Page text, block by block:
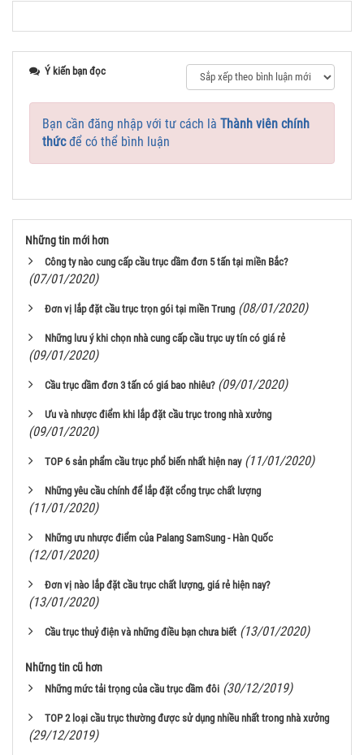
Ý kiến bạn đọc
Bạn cần đăng nhập với tư cách là Thành viên chính
thứcđể có thể bình luận
Những tin mới hơn
Công ty nào cung cấp cầu trục dầm đơn 5 tấn tại miền Bắc?
(07/01/2020)
Đơn vị lắp đặt cầu trục trọn gói tại miền Trung (08/01/2020)
Những lưu ý khi chọn nhà cung cấp cầu trục uy tín có giá rẻ
(09/01/2020)
Cầu trục dầm đơn 3 tấn có giá bao nhiêu? (09/01/2020)
Ưu và nhược điểm khi lắp đặt cầu trục trong nhà xưởng
(09/01/2020)
TOP 6 sản phẩm cầu trục phổ biến nhất hiện nay (11/01/2020)
Những yêu cầu chính để lắp đặt cổng trục chất lượng
(11/01/2020)
Những ưu nhược điểm của Palang SamSung - Hàn Quốc
(12/01/2020)
Đơn vị nào lắp đặt cầu trục chất lượng, giá rẻ hiện nay?
(13/01/2020)
Cầu trục thuỷ điện và những điều bạn chưa biết (13/01/2020)
Những tin cũ hơn
Những mức tải trọng của cầu trục dầm đôi (30/12/2019)
TOP 2 loại cầu trục thường được sử dụng nhiều nhất trong nhà xưởng
(29/12/2019)